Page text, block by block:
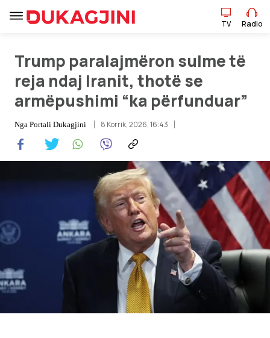
TV Radio
Lajme
Pikëpamje
Ekonomi
Teknologji
TV Radio
Trump paralajmëron sulme të
reja ndaj Iranit, thotë se
armëpushimi “ka përfunduar”
Nga Portali Dukagjini 8 Korrik, 2026, 16:43